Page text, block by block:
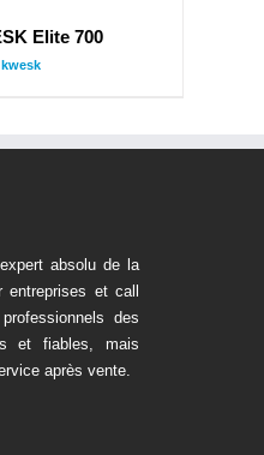
Elite 700
absolu de la
entreprises et call
des
et fiables, mais
après vente.